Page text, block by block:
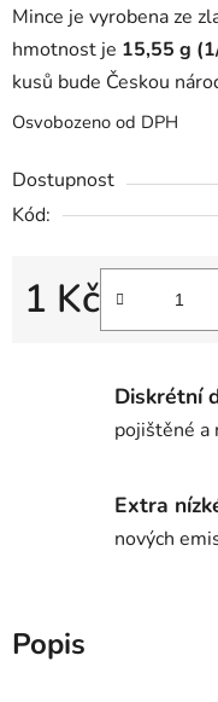
Mince je vyrobena ze
hmotnost je 15,55 g
kusů bude Českou
Osvobozeno od DPH
Dostupnost
Kód:
1 Kč
Diskrétní
pojištěné a
Extra
nových
Popis